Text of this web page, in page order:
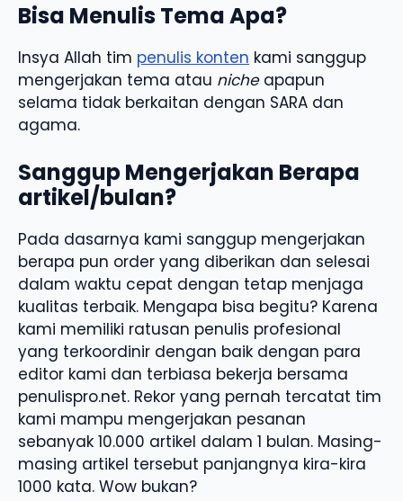
Bisa Menulis Tema Apa?
Insya Allah tim penulis konten kami sanggup
mengerjakan tema atau nicheapapun
selama tidak berkaitan dengan SARA dan
agama.
Sanggup Mengerjakan Berapa
artikel/bulan?
Pada dasarnya kami sanggup mengerjakan
berapa pun order yang diberikan dan selesai
dalam waktu cepat dengan tetap menjaga
kualitas terbaik. Mengapa bisa begitu? Karena
kami memiliki ratusan penulis profesional
yang terkoordinir dengan baik dengan para
editor kami dan terbiasa bekerja bersama
penulispro.net. Rekor yang pernah tercatat tim
kami mampu mengerjakan pesanan
sebanyak 10.000 artikel dalam 1 bulan. Masing-
masing artikel tersebut panjangnya kira-kira
1000 kata. Wow bukan?